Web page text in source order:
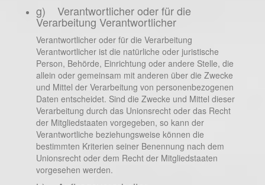
g) Verantwortlicher oder für die
Verarbeitung Verantwortlicher
Verantwortlicher oder für die Verarbeitung
Verantwortlicher ist die natürliche oder juristische
Person, Behörde, Einrichtung oder andere Stelle, die
allein oder gemeinsam mit anderen über die Zwecke
und Mittel der Verarbeitung von personenbezogenen
Daten entscheidet. Sind die Zwecke und Mittel dieser
Verarbeitung durch das Unionsrecht oder das Recht
der Mitgliedstaaten vorgegeben, so kann der
Verantwortliche beziehungsweise können die
bestimmten Kriterien seiner Benennung nach dem
Unionsrecht oder dem Recht der Mitgliedstaaten
vorgesehen werden.